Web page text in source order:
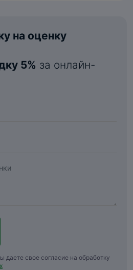
на оценку
5% за онлайн-
даете свое согласие на обработку